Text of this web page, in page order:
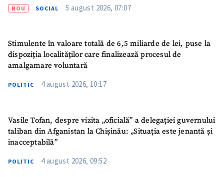
NOU SOCIAL 5 august 2026, 07:07
Stimulente în valoare totală de 6,5 miliarde de lei, puse la
dispoziția localităților care finalizează procesul de
amalgamare voluntară
POLITIC 4 august 2026, 10:17
Vasile Tofan, despre vizita „oficială” a delegației guvernului
taliban din Afganistan la Chișinău: „Situația este jenantă și
inacceptabilă”
POLITIC 4 august 2026, 09:52